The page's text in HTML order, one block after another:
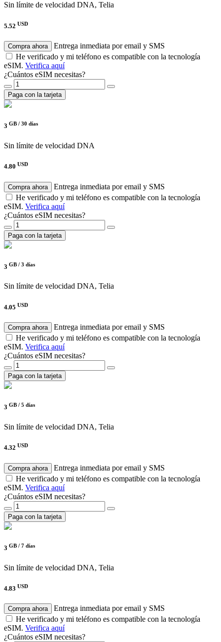
Sin límite de velocidad DNA, Telia
5.52 USD
Compra ahora
Entrega inmediata por email y SMS
He verificado y mi teléfono es compatible con la tecnología
eSIM. Verifica aquí
¿Cuántos eSIM necesitas?
Paga con la tarjeta
3 GB / 30 días
Sin límite de velocidad DNA
4.80 USD
Compra ahora
Entrega inmediata por email y SMS
He verificado y mi teléfono es compatible con la tecnología
eSIM. Verifica aquí
¿Cuántos eSIM necesitas?
Paga con la tarjeta
3 GB / 3 días
Sin límite de velocidad DNA, Telia
4.05 USD
Compra ahora
Entrega inmediata por email y SMS
He verificado y mi teléfono es compatible con la tecnología
eSIM. Verifica aquí
¿Cuántos eSIM necesitas?
Paga con la tarjeta
3 GB / 5 días
Sin límite de velocidad DNA, Telia
4.32 USD
Compra ahora
Entrega inmediata por email y SMS
He verificado y mi teléfono es compatible con la tecnología
eSIM. Verifica aquí
¿Cuántos eSIM necesitas?
Paga con la tarjeta
3 GB / 7 días
Sin límite de velocidad DNA, Telia
4.83 USD
Compra ahora
Entrega inmediata por email y SMS
He verificado y mi teléfono es compatible con la tecnología
eSIM. Verifica aquí
¿Cuántos eSIM necesitas?